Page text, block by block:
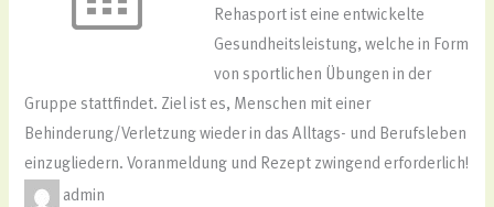
Rehasport ist eine entwickelte
Gesundheitsleistung, welche in Form
von sportlichen Übungen in der
Gruppe stattfindet. Ziel ist es, Menschen mit einer
Behinderung/Verletzung wieder in das Alltags- und Berufsleben
einzugliedern. Voranmeldung und Rezept zwingend erforderlich!
admin